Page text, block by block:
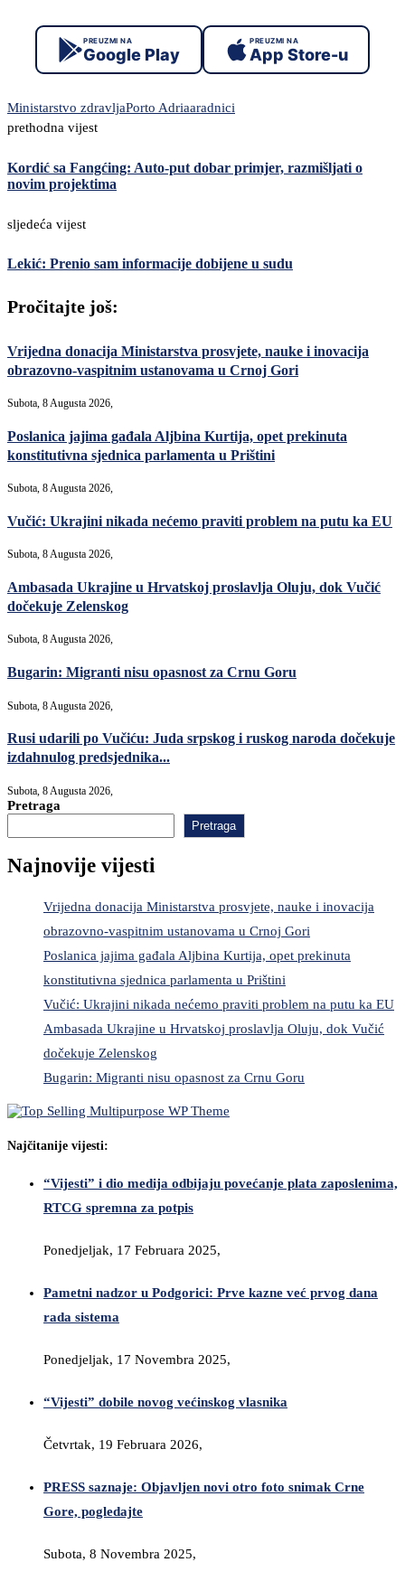
PREUZMI NA
Google Play
PREUZMI NA
App Store-u
Ministarstvo zdravljaPorto Adriaaradnici
prethodna vijest
Kordić sa Fangćing: Auto-put dobar primjer, razmišljati o
novim projektima
sljedeća vijest
Lekić: Prenio sam informacije dobijene u sudu
Pročitajte još:
Vrijedna donacija Ministarstva prosvjete, nauke i inovacija
obrazovno-vaspitnim ustanovama u Crnoj Gori
Subota, 8 Augusta 2026,
Poslanica jajima gađala Aljbina Kurtija, opet prekinuta
konstitutivna sjednica parlamenta u Prištini
Subota, 8 Augusta 2026,
Vučić: Ukrajini nikada nećemo praviti problem na putu ka EU
Subota, 8 Augusta 2026,
Ambasada Ukrajine u Hrvatskoj proslavlja Oluju, dok Vučić
dočekuje Zelenskog
Subota, 8 Augusta 2026,
Bugarin: Migranti nisu opasnost za Crnu Goru
Subota, 8 Augusta 2026,
Rusi udarili po Vučiću: Juda srpskog i ruskog naroda dočekuje
izdahnulog predsjednika...
Subota, 8 Augusta 2026,
Pretraga
Pretraga
Najnovije vijesti
Vrijedna donacija Ministarstva prosvjete, nauke i inovacija
obrazovno-vaspitnim ustanovama u Crnoj Gori
Poslanica jajima gađala Aljbina Kurtija, opet prekinuta
konstitutivna sjednica parlamenta u Prištini
Vučić: Ukrajini nikada nećemo praviti problem na putu ka EU
Ambasada Ukrajine u Hrvatskoj proslavlja Oluju, dok Vučić
dočekuje Zelenskog
Bugarin: Migranti nisu opasnost za Crnu Goru
Najčitanije vijesti:
“Vijesti” i dio medija odbijaju povećanje plata zaposlenima,
RTCG spremna za potpis
Ponedjeljak, 17 Februara 2025,
Pametni nadzor u Podgorici: Prve kazne već prvog dana
rada sistema
Ponedjeljak, 17 Novembra 2025,
“Vijesti” dobile novog većinskog vlasnika
Četvrtak, 19 Februara 2026,
PRESS saznaje: Objavljen novi otro foto snimak Crne
Gore, pogledajte
Subota, 8 Novembra 2025,